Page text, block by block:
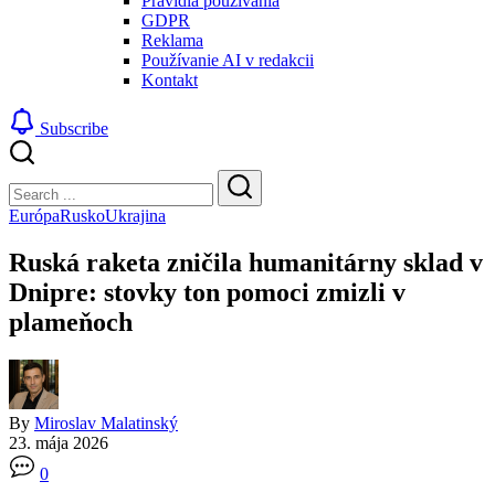
GDPR
Reklama
Používanie AI v redakcii
Kontakt
Subscribe
Search
Search
EurópaRuskoUkrajina
Ruská raketa zničila humanitárny sklad v
Dnipre: stovky ton pomoci zmizli v
plameňoch
By Miroslav Malatinský
23. mája 2026
0